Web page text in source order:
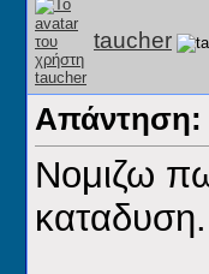
taucher
Απάντηση:
Νομιζω
καταδυση.